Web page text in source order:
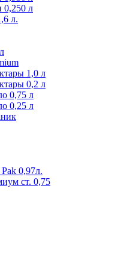
0,250 л
л.
1,0 л
0,2 л
0,75 л
0,25 л
0,97л.
ст. 0,75